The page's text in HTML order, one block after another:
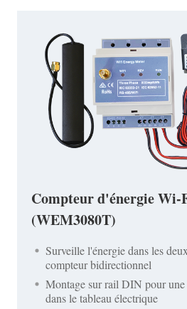
Compteur d'énergie Wi-
(WEM3080T)
Surveille l'énergie dans les
compteur bidirectionnel
Montage sur rail DIN pour
dans le tableau électrique